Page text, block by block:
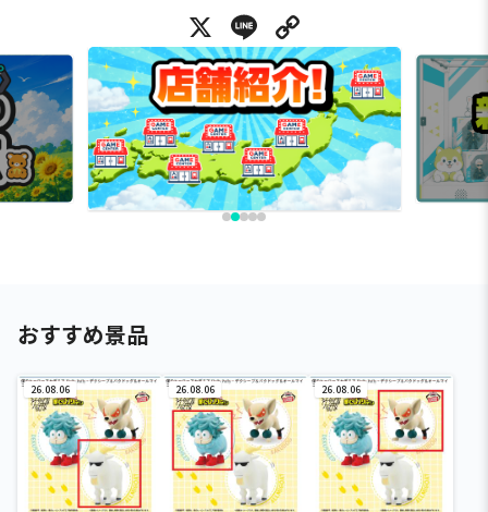
X Line
おすすめ景品
26.08.06 26.08.06 26.08.06